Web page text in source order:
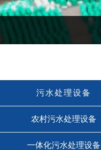
污水处理设备
农村污水处理设备
一体化污水处理设备